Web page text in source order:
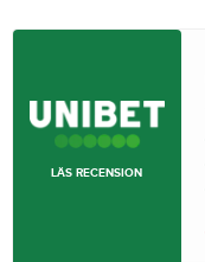
LÄS RECENSION